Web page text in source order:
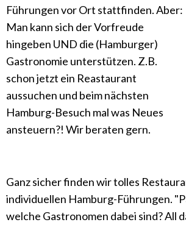
Führungen vor Ort stattfinden. Aber:
Man kann sich der Vorfreude
hingeben UND die (Hamburger)
Gastronomie unterstützen. Z.B.
schon jetzt ein Reastaurant
aussuchen und beim nächsten
Hamburg-Besuch mal was Neues
ansteuern?! Wir beraten gern.
Ganz sicher finden wir tolles
individuellen Hamburg-Führungen.
welche Gastronomen dabei sind? All